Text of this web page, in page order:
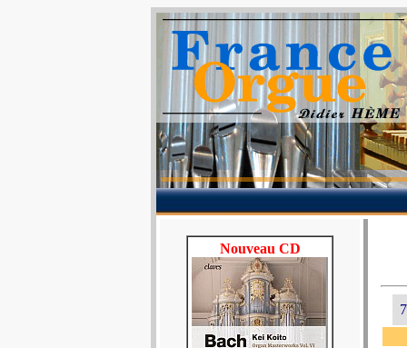
Nouveau CD